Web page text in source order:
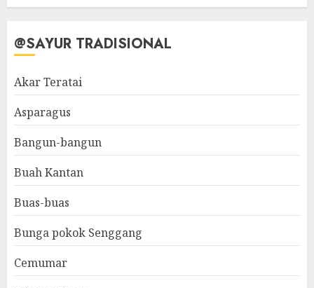
@SAYUR TRADISIONAL
Akar Teratai
Asparagus
Bangun-bangun
Buah Kantan
Buas-buas
Bunga pokok Senggang
Cemumar